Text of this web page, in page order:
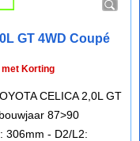
GT 4WD Coupé
met Korting
CELICA 2,0L GT
87>90
306mm - D2/L2: